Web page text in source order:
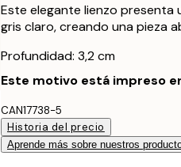
Este elegante lienzo presenta
gris claro, creando una pieza
Profundidad: 3,2 cm
Este motivo está impreso
CAN17738-5
Historia del precio
Aprende más sobre nuestros